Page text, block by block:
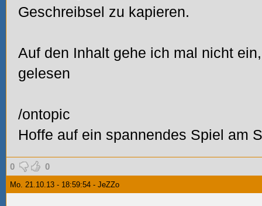
Geschreibsel zu kapieren.
Auf den Inhalt gehe ich mal nicht
gelesen
/ontopic
Hoffe auf ein spannendes Spiel am
0 0
Mo. 21.10.13 - 18:59:54 - JeZZo